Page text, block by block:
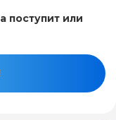
поступит или